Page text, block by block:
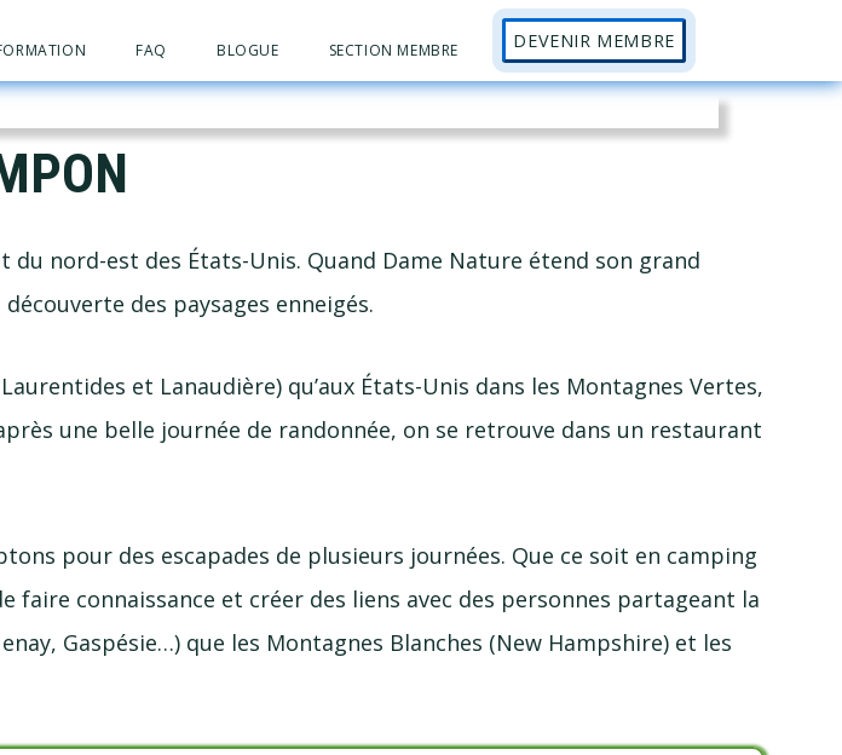
FAQ BLOGUE SECTION MEMBRE DEVENIR MEMBRE
du nord-est des États-Unis. Quand Dame Nature étend son grand
des paysages enneigés.
et Lanaudière) qu’aux États-Unis dans les Montagnes Vertes,
une belle journée de randonnée, on se retrouve dans un restaurant
pour des escapades de plusieurs journées. Que ce soit en camping
faire connaissance et créer des liens avec des personnes partageant la
Gaspésie…) que les Montagnes Blanches (New Hampshire) et les